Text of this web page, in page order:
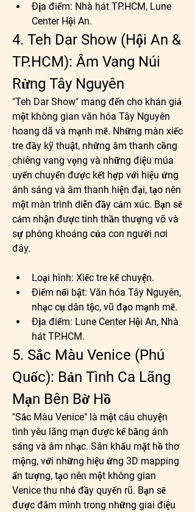
Địa điểm: Nhà hát TP.HCM, Lune
Center Hội An.
4. Teh Dar Show (Hội An &
TP.HCM): Âm Vang Núi
Rừng Tây Nguyên
"Teh Dar Show" mang đến cho khán giả
một không gian văn hóa Tây Nguyên
hoang dã và mạnh mẽ. Những màn xiếc
tre đầy kỹ thuật, những âm thanh cồng
chiêng vang vọng và những điệu múa
uyển chuyển được kết hợp với hiệu ứng
ánh sáng và âm thanh hiện đại, tạo nên
một màn trình diễn đầy cảm xúc. Bạn sẽ
cảm nhận được tinh thần thượng võ và
sự phóng khoáng của con người nơi
đây.
Loại hình: Xiếc tre kể chuyện.
Điểm nổi bật: Văn hóa Tây Nguyên,
nhạc cụ dân tộc, vũ đạo mạnh mẽ.
Địa điểm: Lune Center Hội An, Nhà
hát TP.HCM.
5. Sắc Màu Venice (Phú
Quốc): Bản Tình Ca Lãng
Mạn Bên Bờ Hồ
"Sắc Màu Venice" là một câu chuyện
tình yêu lãng mạn được kể bằng ánh
sáng và âm nhạc. Sân khấu mặt hồ thơ
mộng, với những hiệu ứng 3D mapping
ấn tượng, tạo nên một không gian
Venice thu nhỏ đầy quyến rũ. Bạn sẽ
được đắm mình trong những giai điệu